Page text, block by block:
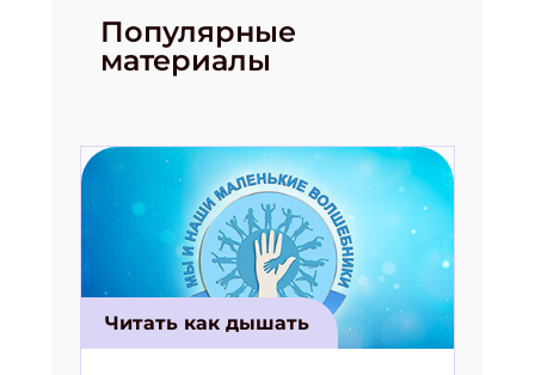
Популярные
материалы
Читать как дышать